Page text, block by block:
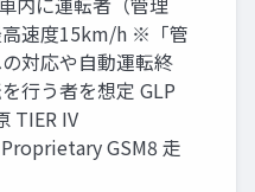
速度15km/h ※「管
対応や自動運転終
行う者を想定 GLP
TIER IV
GSM8 走